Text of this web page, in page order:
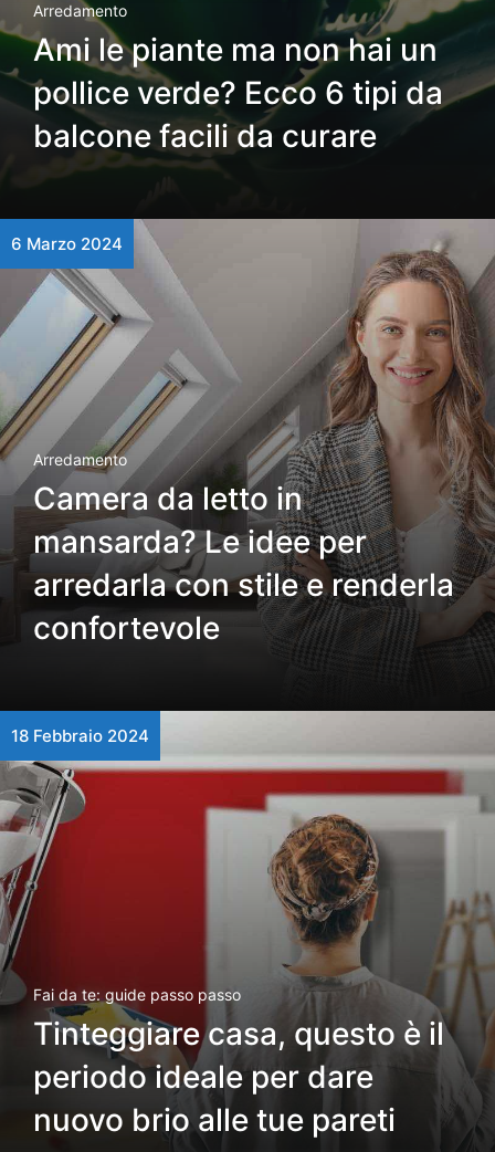
Arredamento
Ami le piante ma non hai un
pollice verde? Ecco 6 tipi da
balcone facili da curare
6 Marzo 2024
Arredamento
Camera da letto in
mansarda? Le idee per
arredarla con stile e renderla
confortevole
18 Febbraio 2024
Fai da te: guide passo passo
Tinteggiare casa, questo è il
periodo ideale per dare
nuovo brio alle tue pareti